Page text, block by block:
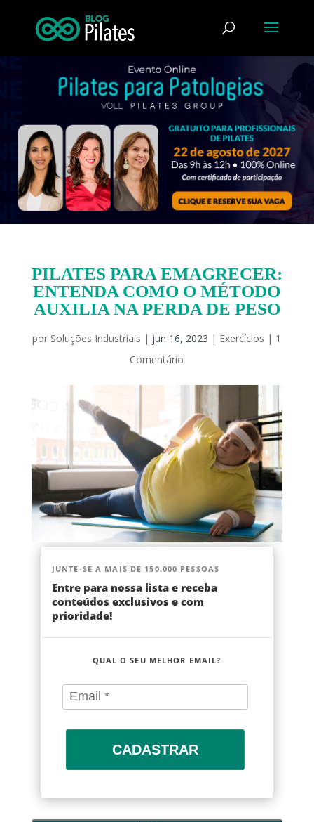
PILATES PARA EMAGRECER:
ENTENDA COMO O MÉTODO
AUXILIA NA PERDA DE PESO
por Soluções Industriais | jun 16, 2023 | Exercícios | 1
Comentário
JUNTE-SE A MAIS DE 150.000 PESSOAS
Entre para nossa lista e receba
conteúdos exclusivos e com
prioridade!
QUAL O SEU MELHOR EMAIL?
CADASTRAR